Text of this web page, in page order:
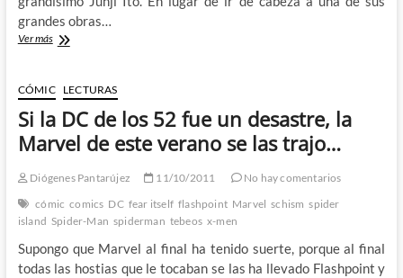
grandes obras…
Ver másEl
Junji
Ito
–
Bio-
CÓMIC LECTURAS
Si la DC de los 52 fue un desastre, la
Marvel de este verano se las trajo…
Diógenes Pantarújez 11/10/2011
No hay comentarios
cómic comics DC fear itself flashpoint Marvel schism spider
island Spider-Man spiderman tebeos x-men
Supongo que Marvel al final ha tenido suerte, porque al final
todas las hostias que le tocaban se las ha llevado Flashpoint y